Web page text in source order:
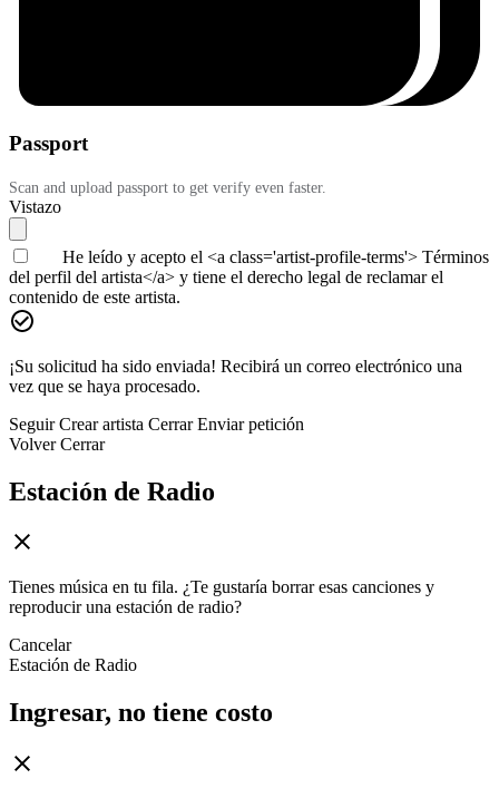
Passport
Scan and upload passport to get verify even faster.
Vistazo
He leído y acepto el <a class='artist-profile-terms'> Términos
del perfil del artista</a> y tiene el derecho legal de reclamar el
contenido de este artista.
¡Su solicitud ha sido enviada! Recibirá un correo electrónico una
vez que se haya procesado.
Seguir Crear artista Cerrar Enviar petición
Volver Cerrar
Estación de Radio
Tienes música en tu fila. ¿Te gustaría borrar esas canciones y
reproducir una estación de radio?
Cancelar
Estación de Radio
Ingresar, no tiene costo